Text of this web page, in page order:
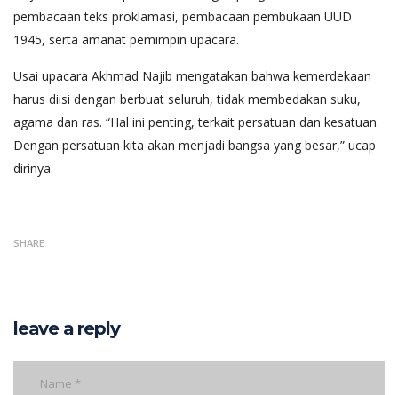
pembacaan teks proklamasi, pembacaan pembukaan UUD
1945, serta amanat pemimpin upacara.
Usai upacara Akhmad Najib mengatakan bahwa kemerdekaan
harus diisi dengan berbuat seluruh, tidak membedakan suku,
agama dan ras. “Hal ini penting, terkait persatuan dan kesatuan.
Dengan persatuan kita akan menjadi bangsa yang besar,” ucap
dirinya.
SHARE
leave a reply